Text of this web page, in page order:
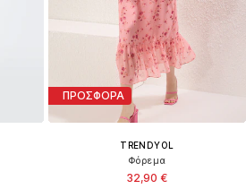
ΠΡΟΣΦΟΡΑ
TRENDYOL
Φόρεμα
32,90 €